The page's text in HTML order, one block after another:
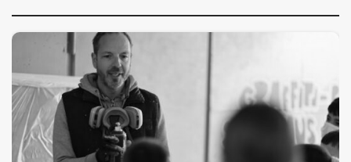
ÜBER UNS
GÖNNEREI
SHOP
MITMACHEN